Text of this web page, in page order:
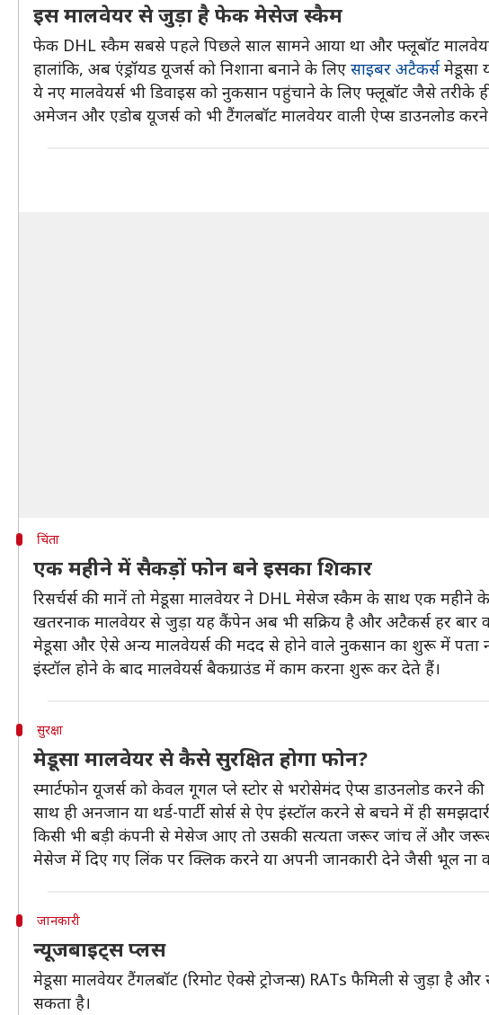
इस मालवेयर से जुड़ा है फेक मेसेज स्कैम
फेक DHL स्कैम सबसे पहले पिछले साल सामने आया था और फ्लूबॉट
हालांकि, अब एंड्रॉयड यूजर्स को निशाना बनाने के लिए साइबर अटैकर्समेडूसा
ये नए मालवेयर्स भी डिवाइस को नुकसान पहुंचाने के लिए फ्लूबॉट जैसे तरीके
अमेजन और एडोब यूजर्स को भी टैंगलबॉट मालवेयर वाली ऐप्स डाउनलोड
चिंता
एक महीने में सैकड़ों फोन बने इसका शिकार
रिसर्चर्स की मानें तो मेडूसा मालवेयर ने DHL मेसेज स्कैम के साथ एक महीने
खतरनाक मालवेयर से जुड़ा यह कैंपेन अब भी सक्रिय है और अटैकर्स हर
मेडूसा और ऐसे अन्य मालवेयर्स की मदद से होने वाले नुकसान का शुरू में पता
इंस्टॉल होने के बाद मालवेयर्स बैकग्राउंड में काम करना शुरू कर देते हैं।
सुरक्षा
मेडूसा मालवेयर से कैसे सुरक्षित होगा फोन?
स्मार्टफोन यूजर्स को केवल गूगल प्ले स्टोर से भरोसेमंद ऐप्स डाउनलोड करने की
साथ ही अनजान या थर्ड-पार्टी सोर्स से ऐप इंस्टॉल करने से बचने में ही
किसी भी बड़ी कंपनी से मेसेज आए तो उसकी सत्यता जरूर जांच लें और
मेसेज में दिए गए लिंक पर क्लिक करने या अपनी जानकारी देने जैसी भूल ना
जानकारी
न्यूजबाइट्स प्लस
मेडूसा मालवेयर टैंगलबॉट (रिमोट ऐक्से ट्रोजन्स) RATs फैमिली से जुड़ा है
सकता है।